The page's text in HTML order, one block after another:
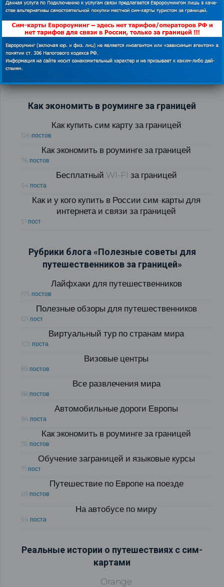
Как экономить в роуминге за границей
Как купить сим карту за границей
126 постов
Как экономить в роуминге за границей
76 постов
Бесплатный WI-FI за границей
54 поста
Как и у кого купить в России сим-карты для
интернета и связи за границей
51 пост
Рубрики блога «Полезные советы для
путешественников за границей»
Лайфхаки для путешественников
175 постов
Полезные обзоры для путешественников
121 пост
Виртуальный тур по странам мира
103 поста
Визовые центры
89 постов
Все развлечения мира
88 постов
Автомобильные дороги Европы
84 поста
Как экономить в роуминге за границей
76 постов
Обучение заграницей и языковые курсы
71 пост
Путешествие по Европе на поезде
69 постов
На автобусе по миру
54 поста
Реальные истории о путешествиях с сим-
картами
Orange